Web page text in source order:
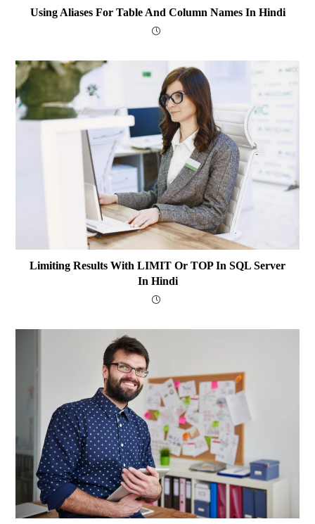
Using Aliases For Table And Column Names In Hindi
Limiting Results With LIMIT Or TOP In SQL Server
In Hindi